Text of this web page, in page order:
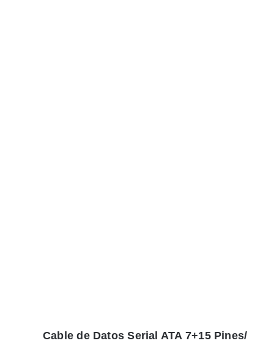
Cable de Datos Serial ATA 7+15 Pines/